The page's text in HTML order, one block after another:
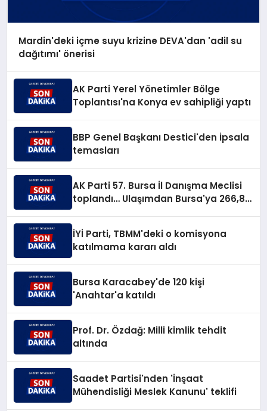
Mardin'deki içme suyu krizine DEVA'dan 'adil su
dağıtımı' önerisi
AK Parti Yerel Yönetimler Bölge
Toplantısı'na Konya ev sahipliği yaptı
BBP Genel Başkanı Destici'den İpsala
temasları
AK Parti 57. Bursa İl Danışma Meclisi
toplandı… Ulaşımdan Bursa'ya 266,8
İYİ Parti, TBMM'deki o komisyona
katılmama kararı aldı
Bursa Karacabey'de 120 kişi
'Anahtar'a katıldı
Prof. Dr. Özdağ: Milli kimlik tehdit
altında
Saadet Partisi'nden 'İnşaat
Mühendisliği Meslek Kanunu' teklifi